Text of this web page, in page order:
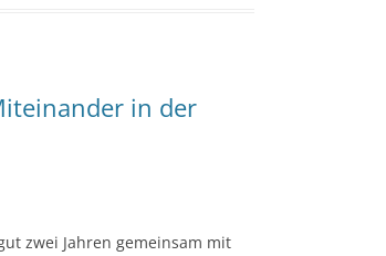
in der
zwei Jahren gemeinsam mit